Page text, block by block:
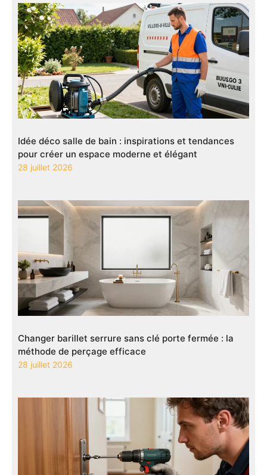
Idée déco salle de bain : inspirations et tendances
pour créer un espace moderne et élégant
28 juillet 2026
Changer barillet serrure sans clé porte fermée : la
méthode de perçage efficace
28 juillet 2026